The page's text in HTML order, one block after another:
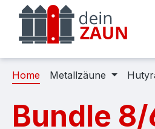
Hauptinhalt springen
Zur Suche springen
Zur Hauptnavigation springen
Home Metallzäune
Bundle